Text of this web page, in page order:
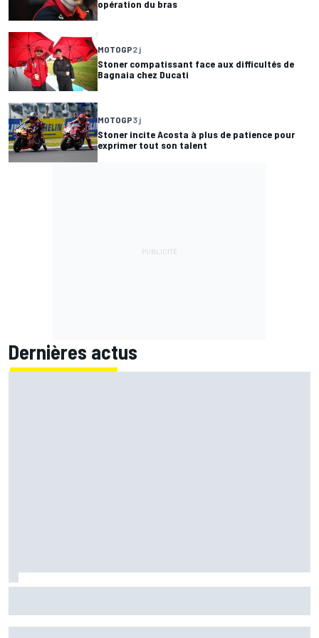
opération du bras
MOTOGP2 j
Stoner compatissant face aux difficultés de
Bagnaia chez Ducati
MOTOGP3 j
Stoner incite Acosta à plus de patience pour
exprimer tout son talent
Dernières actus